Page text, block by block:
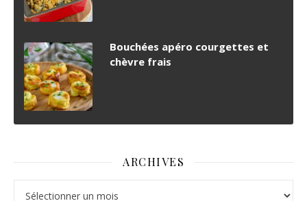
Bouchées apéro courgettes et
chèvre frais
ARCHIVES